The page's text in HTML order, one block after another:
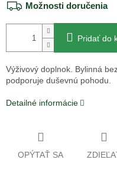
Možnosti doručenia
Pridať do
Výživový doplnok. Bylinná
podporuje duševnú pohodu.
Detailné informácie
OPÝTAŤ SA